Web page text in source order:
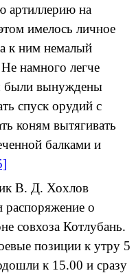
артиллерию на
имелось личное
к ним немалый
намного легче
были вынуждены
спуск орудий с
коням вытягивать
балками и
В. Д. Хохлов
о
совхоза Котлубань.
позиции к утру 5
к 15.00 и сразу